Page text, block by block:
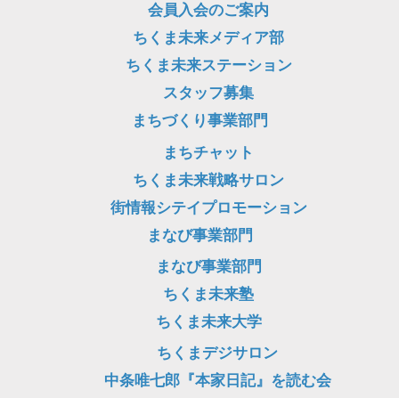
会員入会のご案内
ちくま未来メディア部
ちくま未来ステーション
スタッフ募集
まちづくり事業部門
まちチャット
ちくま未来戦略サロン
街情報シテイプロモーション
まなび事業部門
まなび事業部門
ちくま未来塾
ちくま未来大学
ちくまデジサロン
中条唯七郎『本家日記』を読む会